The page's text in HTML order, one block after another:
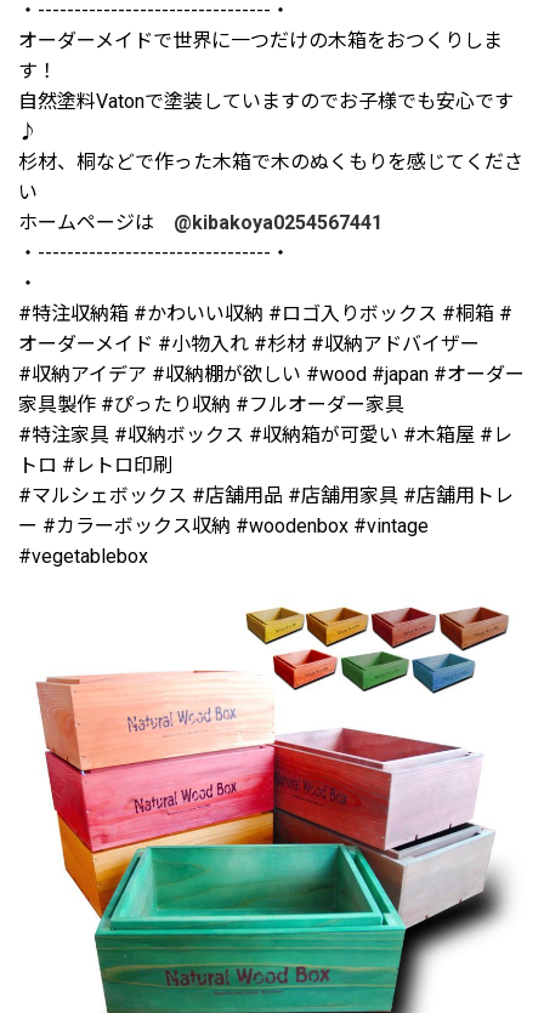
・--------------------------------・
オーダーメイドで世界に一つだけの木箱をおつくりしま
す！
自然塗料Vatonで塗装していますのでお子様でも安心です
♪
杉材、桐などで作った木箱で木のぬくもりを感じてくださ
い
ホームページは @kibakoya0254567441
・--------------------------------・
・
#特注収納箱 #かわいい収納 #ロゴ入りボックス #桐箱 #
オーダーメイド #小物入れ #杉材 #収納アドバイザー
#収納アイデア #収納棚が欲しい #wood #japan #オーダー
家具製作 #ぴったり収納 #フルオーダー家具
#特注家具 #収納ボックス #収納箱が可愛い #木箱屋 #レ
トロ #レトロ印刷
#マルシェボックス #店舗用品 #店舗用家具 #店舗用トレ
ー #カラーボックス収納 #woodenbox #vintage
#vegetablebox